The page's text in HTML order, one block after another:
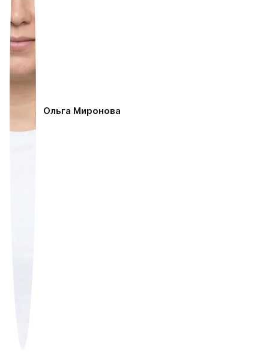
Ольга Миронова